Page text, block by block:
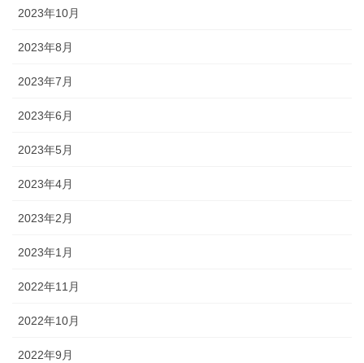
2023年10月
2023年8月
2023年7月
2023年6月
2023年5月
2023年4月
2023年2月
2023年1月
2022年11月
2022年10月
2022年9月